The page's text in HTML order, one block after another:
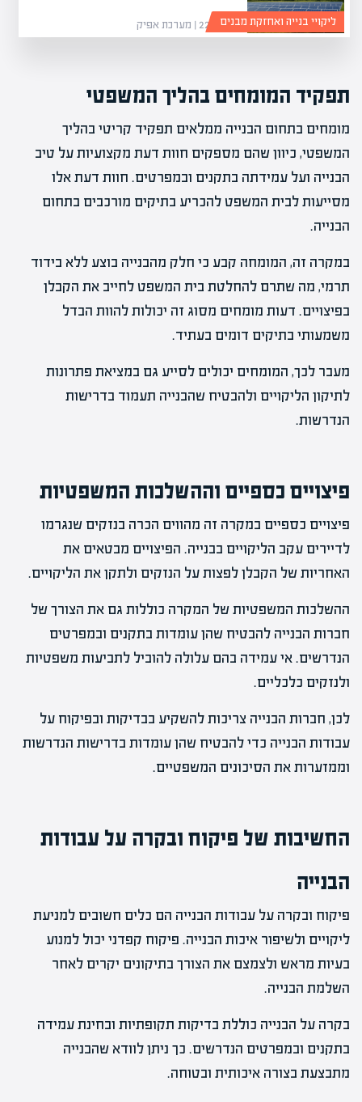
22/02/26 | מערכת אפיקליקויי בנייה ואחזקת מבנים
תפקיד המומחים בהליך המשפטי
מומחים בתחום הבנייה ממלאים תפקיד קריטי בהליך
המשפטי, כיוון שהם מספקים חוות דעת מקצועיות על טיב
הבנייה ועל עמידתה בתקנים ובמפרטים. חוות דעת אלו
מסייעות לבית המשפט להכריע בתיקים מורכבים בתחום
הבנייה.
במקרה זה, המומחה קבע כי חלק מהבנייה בוצע ללא בידוד
תרמי, מה שתרם להחלטת בית המשפט לחייב את הקבלן
בפיצויים. דעות מומחים מסוג זה יכולות להוות הבדל
משמעותי בתיקים דומים בעתיד.
מעבר לכך, המומחים יכולים לסייע גם במציאת פתרונות
לתיקון הליקויים ולהבטיח שהבנייה תעמוד בדרישות
הנדרשות.
פיצויים כספיים וההשלכות המשפטיות
פיצויים כספיים במקרה זה מהווים הכרה בנזקים שנגרמו
לדיירים עקב הליקויים בבנייה. הפיצויים מבטאים את
האחריות של הקבלן לפצות על הנזקים ולתקן את הליקויים.
ההשלכות המשפטיות של המקרה כוללות גם את הצורך של
חברות הבנייה להבטיח שהן עומדות בתקנים ובמפרטים
הנדרשים. אי עמידה בהם עלולה להוביל לתביעות משפטיות
ולנזקים כלכליים.
לכן, חברות הבנייה צריכות להשקיע בבדיקות ובפיקוח על
עבודות הבנייה כדי להבטיח שהן עומדות בדרישות הנדרשות
וממזערות את הסיכונים המשפטיים.
החשיבות של פיקוח ובקרה על עבודות
הבנייה
פיקוח ובקרה על עבודות הבנייה הם כלים חשובים למניעת
ליקויים ולשיפור איכות הבנייה. פיקוח קפדני יכול למנוע
בעיות מראש ולצמצם את הצורך בתיקונים יקרים לאחר
השלמת הבנייה.
בקרה על הבנייה כוללת בדיקות תקופתיות ובחינת עמידה
בתקנים ובמפרטים הנדרשים. כך ניתן לוודא שהבנייה
מתבצעת בצורה איכותית ובטוחה.